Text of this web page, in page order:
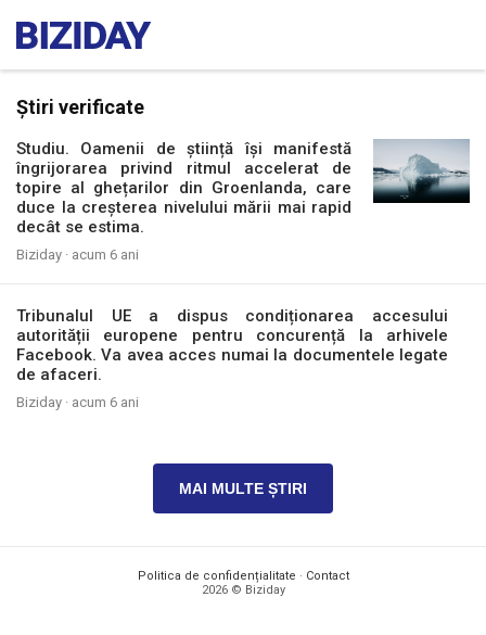
Știri verificate
Studiu. Oamenii de știință își manifestă
îngrijorarea privind ritmul accelerat de
topire al ghețarilor din Groenlanda, care
duce la creșterea nivelului mării mai rapid
decât se estima.
Biziday · acum 6 ani
Tribunalul UE a dispus condiționarea accesului
autorității europene pentru concurență la arhivele
Facebook. Va avea acces numai la documentele legate
de afaceri.
Biziday · acum 6 ani
MAI MULTE ȘTIRI
Politica de confidențialitate · Contact
2026 © Biziday